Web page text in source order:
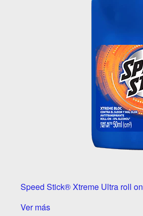
Speed Stick® Xtreme Ultra roll on
Ver más